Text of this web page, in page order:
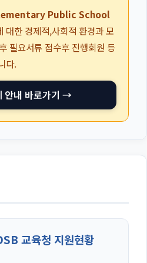
Public School
대한 경제적,사회적 환경과 모
필요서류 접수후 진행회원 등
다.
안내 바로가기 →
교육청 지원현황